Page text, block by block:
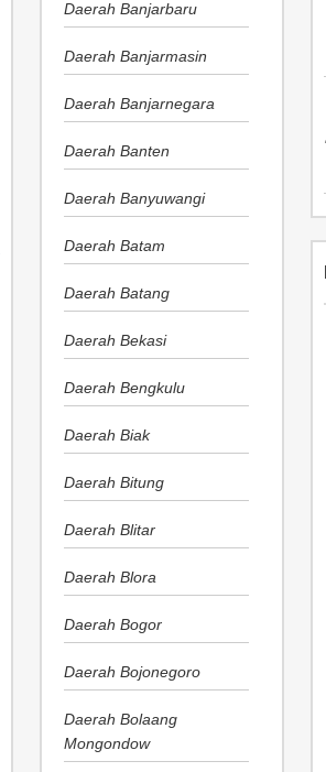
Daerah Banjarbaru
Daerah Banjarmasin
Daerah Banjarnegara
Daerah Banten
Daerah Banyuwangi
Daerah Batam
Daerah Batang
Daerah Bekasi
Daerah Bengkulu
Daerah Biak
Daerah Bitung
Daerah Blitar
Daerah Blora
Daerah Bogor
Daerah Bojonegoro
Daerah Bolaang
Mongondow